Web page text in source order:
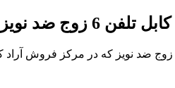
6 زوج ضد نویز